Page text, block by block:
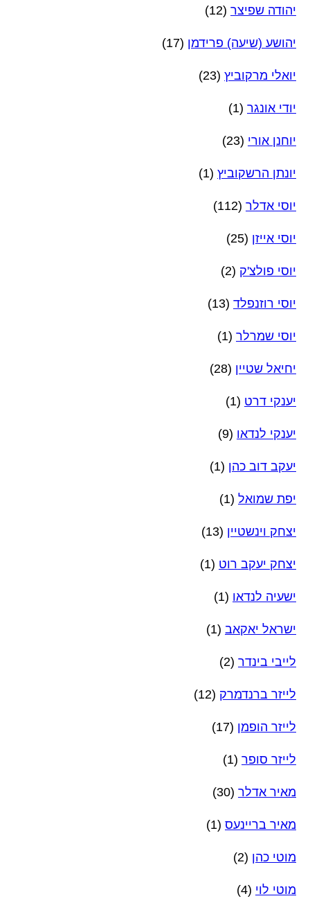
יהודה שפיצר (12)
יהושע (שיעה) פרידמן (17)
יואלי מרקוביץ (23)
יודי אונגר (1)
יוחנן אורי (23)
יונתן הרשקוביץ (1)
יוסי אדלר (112)
יוסי אייזן (25)
יוסי פולצ'ק (2)
יוסי רוזנפלד (13)
יוסי שמרלר (1)
יחיאל שטיין (28)
יענקי דרט (1)
יענקי לנדאו (9)
יעקב דוב כהן (1)
יפת שמואל (1)
יצחק וינשטיין (13)
יצחק יעקב רוט (1)
ישעיה לנדאו (1)
ישראל יאקאב (1)
לייבי בינדר (2)
לייזר ברנדמרק (12)
לייזר הופמן (17)
לייזר סופר (1)
מאיר אדלר (30)
מאיר בריינעס (1)
מוטי כהן (2)
מוטי לוי (4)